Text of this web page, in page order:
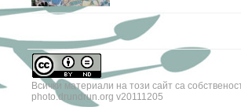
Всички материали на този сайт са
photo.drundrun.org v20111205